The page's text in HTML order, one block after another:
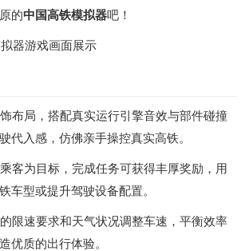
的中国高铁模拟器吧！
布局，搭配真实运行引擎音效与部件碰撞
代入感，仿佛亲手操控真实高铁。
客为目标，完成任务可获得丰厚奖励，用
车型或提升驾驶设备配置。
限速要求和天气状况调整车速，平衡效率
优质的出行体验。